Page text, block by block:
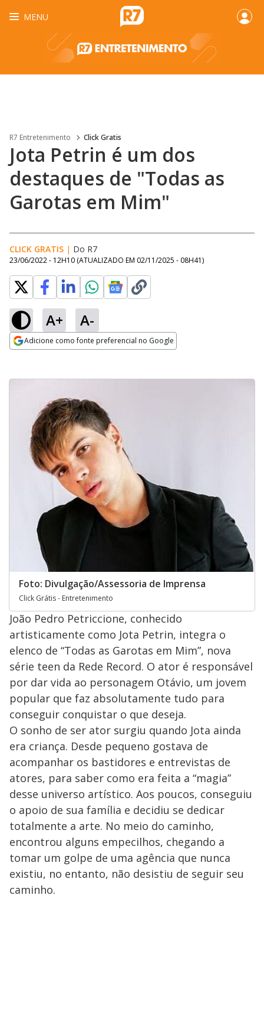
MENU
R7 Entretenimento Click Gratis
Jota Petrin é um dos
destaques de "Todas as
Garotas em Mim"
CLICK GRATIS | Do R7
23/06/2022 - 12H10 (ATUALIZADO EM 02/11/2025 - 08H41)
A+ A-
Adicione como fonte preferencial no Google
Foto: Divulgação/Assessoria de Imprensa
Click Grátis - Entretenimento
João Pedro Petriccione, conhecido
artisticamente como Jota Petrin, integra o
elenco de “Todas as Garotas em Mim”, nova
série teen da Rede Record. O ator é responsável
por dar vida ao personagem Otávio, um jovem
popular que faz absolutamente tudo para
conseguir conquistar o que deseja.
O sonho de ser ator surgiu quando Jota ainda
era criança. Desde pequeno gostava de
acompanhar os bastidores e entrevistas de
atores, para saber como era feita a “magia”
desse universo artístico. Aos poucos, conseguiu
o apoio de sua família e decidiu se dedicar
totalmente a arte. No meio do caminho,
encontrou alguns empecilhos, chegando a
tomar um golpe de uma agência que nunca
existiu, no entanto, não desistiu de seguir seu
caminho.